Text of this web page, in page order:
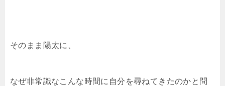
そのまま陽太に、
なぜ非常識なこんな時間に自分を尋ねてきたのかと問